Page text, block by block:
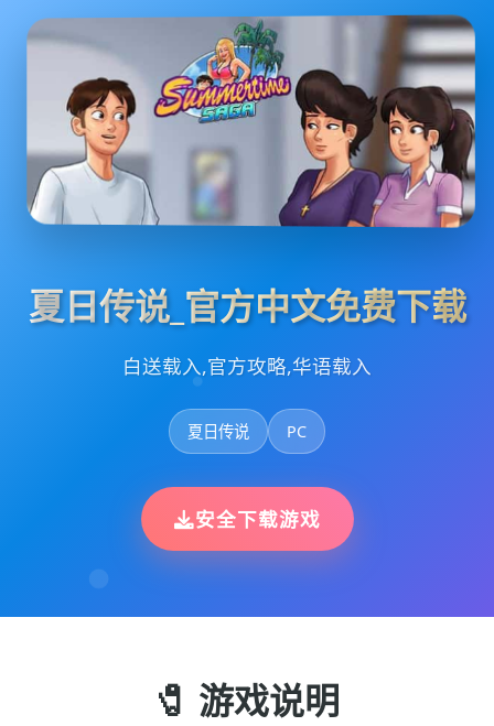
夏日传说_官方中文免费下载
白送载入,官方攻略,华语载入
夏日传说 PC
安全下载游戏
🧷 游戏说明